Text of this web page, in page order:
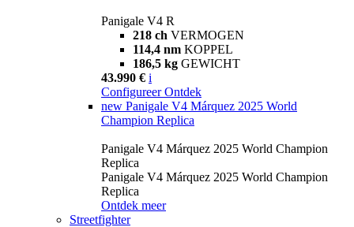
Panigale V4 R
218 ch VERMOGEN
114,4 nm KOPPEL
186,5 kg GEWICHT
43.990 € i
Configureer Ontdek
new Panigale V4 Márquez 2025 World
Champion Replica
Panigale V4 Márquez 2025 World Champion
Replica
Panigale V4 Márquez 2025 World Champion
Replica
Ontdek meer
Streetfighter